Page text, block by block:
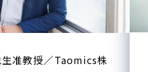
生准教授／Taomics株